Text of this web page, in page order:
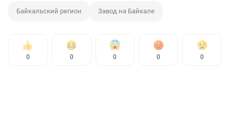
Байкальский регион Завод на Байкале
0 0 0 0 0